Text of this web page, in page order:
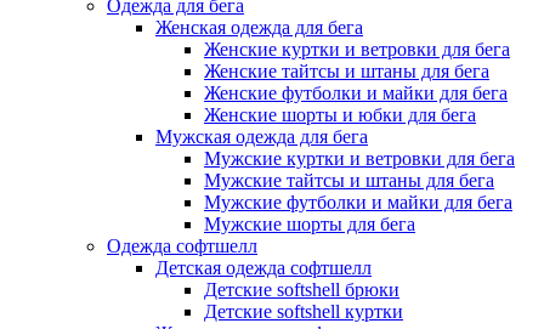
Одежда для бега
Женская одежда для бега
Женские куртки и ветровки для бега
Женские тайтсы и штаны для бега
Женские футболки и майки для бега
Женские шорты и юбки для бега
Мужская одежда для бега
Мужские куртки и ветровки для бега
Мужские тайтсы и штаны для бега
Мужские футболки и майки для бега
Мужские шорты для бега
Одежда софтшелл
Детская одежда софтшелл
Детские softshell брюки
Детские softshell куртки